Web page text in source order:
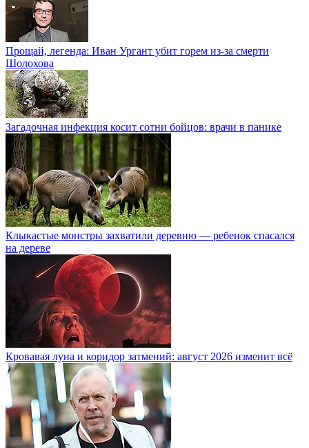
Прощай, легенда: Иван Ургант убит горем из-за смерти
Шолохова
Загадочная инфекция косит сотни бойцов: врачи в панике
Клыкастые монстры захватили деревню — ребенок спасался
на дереве
Кровавая луна и коридор затмений: август 2026 изменит всё